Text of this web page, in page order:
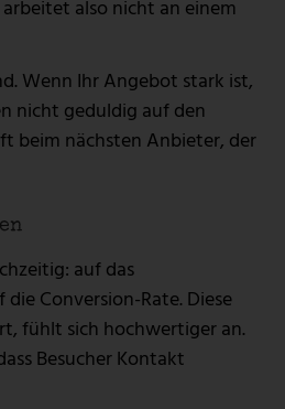
also nicht an einem
Wenn Ihr Angebot stark ist,
nicht geduldig auf den
beim nächsten Anbieter, der
auf das
Conversion-Rate. Diese
fühlt sich hochwertiger an.
Besucher Kontakt